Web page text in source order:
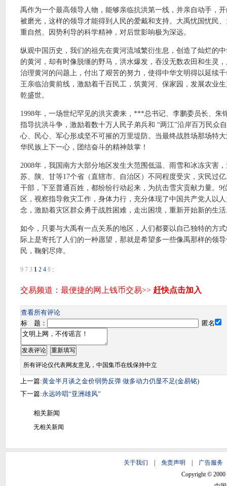
禹作为一个最高领导人物，能够亲临抗洪第一线，并亲自动手，
被磨光，这样的领导才能得到人民的爱戴和支持。大禹忧国忧民
重自然、因势利导的科学精神，对后世影响极为深远。
纵观中国历史，我们的祖先在黄河流域繁衍生息，创造了灿烂的
的黄河，却有时像脱缰的野马，洪水爆发，吞没无数农田和生灵
治理黄河的问题上，付出了艰苦的努力，使得中华文明得以延续
王亲临治黄前线，激励着千百民工，筑黄河、保家园，发展农业
乾盛世。
1998年，一场世纪罕见的洪灾袭来，***总书记、李鹏委员长、朱
指导抗洪斗争，激励着数十万人民子弟兵和 “两江”沿岸百万民众
心、民心、军心形成坚不可摧的万里堤防。当最终战胜场那场特
华民族上下一心，团结奋斗的精神鼓掌！
2008年，我国南方大部分地区发生大范围低温、雨雪和冰冻灾害
苏、陕、甘等17个省（直辖市、自治区）不同程度受灾，灾民过
干部，下至普通百姓，都纷纷行动起来，为抗击雪灾贡献力量。9
区，视察指导救灾工作，身体力行，充分体现了中国共产党人以
念，激励着灾区群众勇于战胜困难，走出困境，重新开始新的生活
如今，只要与大禹有一点关系的地区，人们都要以自己独特的方
际上是寄托了人们的一种愿望，那就是希望多一些像禹那样的领
民，鞠躬尽瘁。
9 7 3 1 2 4 8 :
查看所有评论
标 题：
匿名
所有评论仅代表网友意见，中国集币在线保持中立
上一篇:黄金半月谈之金价弱势反弹 做多动力仍显不足(金易铭)
下一篇:永远吟唱“亚洲雄风”
相关新闻
无相关新闻
关于我们 免责声明 广告服务
Copyright © 2000